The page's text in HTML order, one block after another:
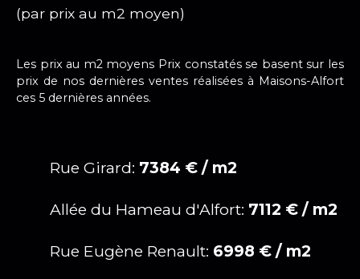
(par prix au m2 moyen)
Les prix au m2 moyens Prix constatés se basent sur les
prix de nos dernières ventes réalisées à Maisons-Alfort
ces 5 dernières années.
Rue Girard: 7384 € / m2
Allée du Hameau d'Alfort: 7112 € / m2
Rue Eugène Renault: 6998 € / m2